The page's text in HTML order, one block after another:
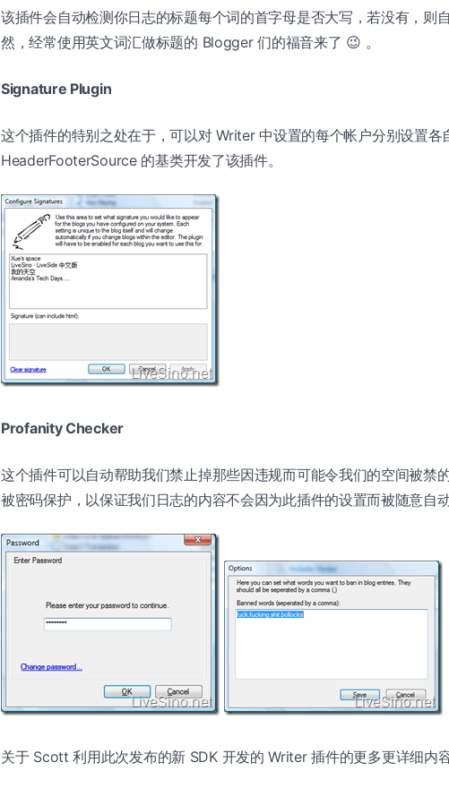
该插件会自动检测你日志的标题每个词的首字母是否大写，若没有，则
然，经常使用英文词汇做标题的 Blogger 们的福音来了 😉 。
Signature Plugin
这个插件的特别之处在于，可以对 Writer 中设置的每个帐户分别设置
HeaderFooterSource 的基类开发了该插件。
Profanity Checker
这个插件可以自动帮助我们禁止掉那些因违规而可能令我们的空间被禁
被密码保护，以保证我们日志的内容不会因为此插件的设置而被随意自动
关于 Scott 利用此次发布的新 SDK 开发的 Writer 插件的更多更详细内